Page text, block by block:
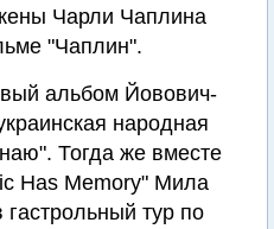
Чарли Чаплина
"Чаплин".
альбом Йовович-
народная
Тогда же вместе
Has Memory" Мила
тур по